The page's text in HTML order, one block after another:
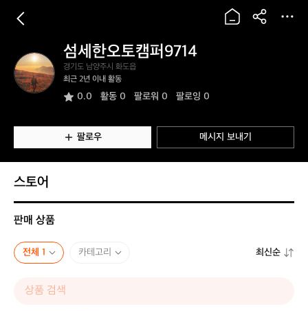
섬
세
한
캠
9
7
1
4
섬세한오토캠퍼9714
경기도 남양주시 화도읍
최근 2년 이내 활동
0.0 활동 0 팔로워 0 팔로잉 0
팔로우 메시지 보내기
스토어
판매 상품
전체 1 카테고리 최신순